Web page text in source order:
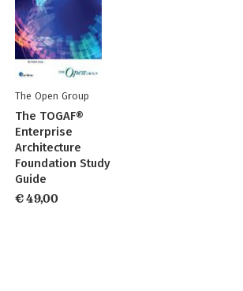
The Open Group
The TOGAF®
Enterprise
Architecture
Foundation Study
Guide
€ 49,00